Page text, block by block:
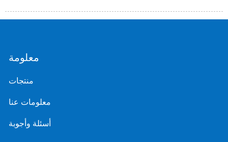
معلومة
منتجات
معلومات عنا
أسئلة وأجوبة